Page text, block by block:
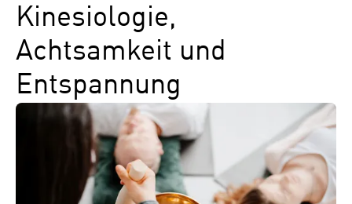
Kinesiologie,
Achtsamkeit und
Entspannung